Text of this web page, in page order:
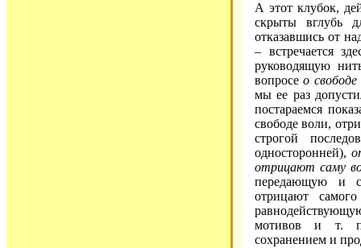
А этот клубок,
скрыты вглубь
отказавшись от
– встречается
руководящую
вопросео свободе
мы ее раз
постараемся
свободе воли,
строгой
односторонней),
отрицают саму
передающую и
отрицают
мотивов и т.
сохранением и